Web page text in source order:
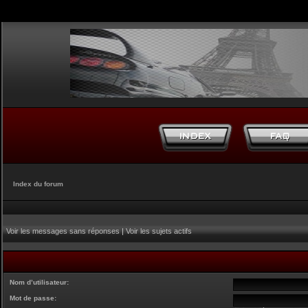
Index du forum
Voir les messages sans réponses|Voir les sujets actifs
Nom d’utilisateur:
Mot de passe: